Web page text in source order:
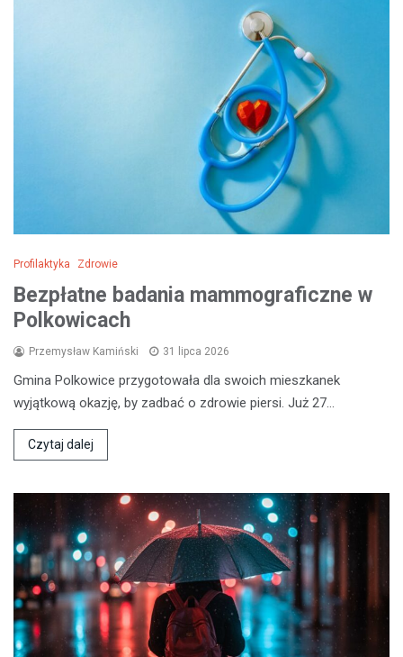
Profilaktyka Zdrowie
Bezpłatne badania mammograficzne w
Polkowicach
Przemysław Kamiński 31 lipca 2026
Gmina Polkowice przygotowała dla swoich mieszkanek
wyjątkową okazję, by zadbać o zdrowie piersi. Już 27…
Czytaj dalej